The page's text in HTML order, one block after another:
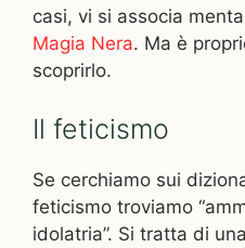
casi, vi si associa
Magia Nera. Ma è
scoprirlo.
Il feticismo
Se cerchiamo sui
feticismo troviamo
idolatria”. Si tratta di